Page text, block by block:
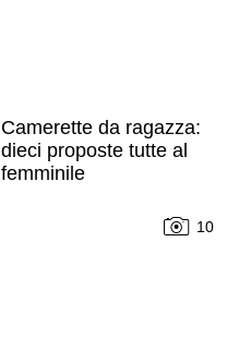
Camerette da ragazza:
dieci proposte tutte al
femminile
10